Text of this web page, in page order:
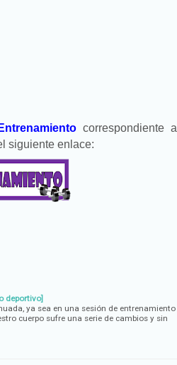
correspondiente a
siguiente enlace:
deportivo]
ya sea en una sesión de entrenamiento
cuerpo sufre una serie de cambios y sin